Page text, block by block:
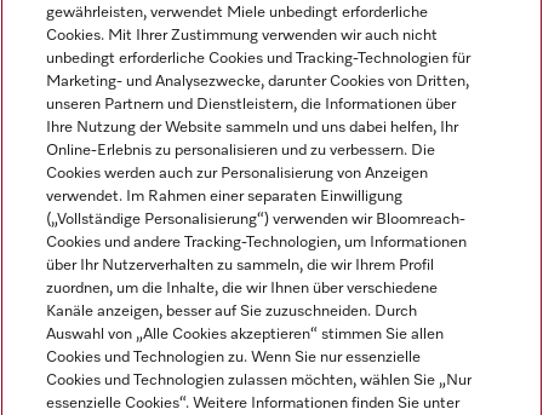
Fein- und
Buntwaschmittel,
Flüssigkonzentrat,
mildalkalisch, 5 l zur
Reinigung von
Buntwäsche und
empfindlichen Textilien.
49,00 € 1l = 9,80 €
zzgl. MwSt.
Auf Lager
Bausatz Dosieradapter für
den direkten Anschluss
von Dosierpumpen.
gewährleisten, verwendet Miele unbedingt erforderliche
Cookies. Mit Ihrer Zustimmung verwenden wir auch nicht
unbedingt erforderliche Cookies und Tracking-Technologien für
Marketing- und Analysezwecke, darunter Cookies von Dritten,
unseren Partnern und Dienstleistern, die Informationen über
Ihre Nutzung der Website sammeln und uns dabei helfen, Ihr
Online-Erlebnis zu personalisieren und zu verbessern. Die
Cookies werden auch zur Personalisierung von Anzeigen
verwendet. Im Rahmen einer separaten Einwilligung
(„Vollständige Personalisierung“) verwenden wir Bloomreach-
Cookies und andere Tracking-Technologien, um Informationen
über Ihr Nutzerverhalten zu sammeln, die wir Ihrem Profil
zuordnen, um die Inhalte, die wir Ihnen über verschiedene
Kanäle anzeigen, besser auf Sie zuzuschneiden. Durch
Auswahl von „Alle Cookies akzeptieren“ stimmen Sie allen
Cookies und Technologien zu. Wenn Sie nur essenzielle
Cookies und Technologien zulassen möchten, wählen Sie „Nur
essenzielle Cookies“. Weitere Informationen finden Sie unter